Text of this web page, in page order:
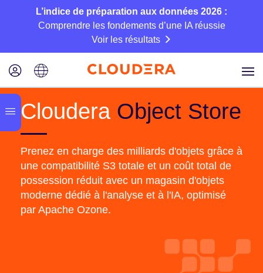
L’indice de préparation aux données 2026 :
Comprendre les fondements d’une IA réussie
Voir les résultats
Cloudera Object Store
Prenez en charge des milliards d'objets grâce à
une compatibilité S3 totale et un coût total de
possession réduit avec un magasin d'objets
moderne dédié à l'analyse et à l'IA, optimisé
par Apache Ozone.